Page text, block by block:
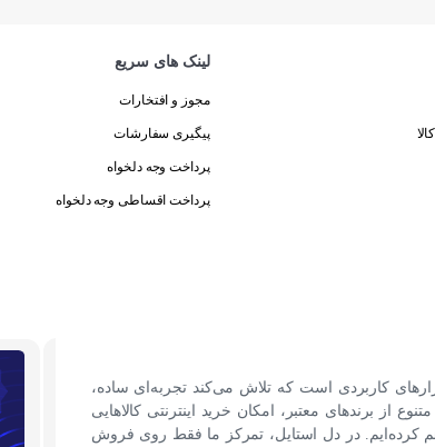
لینک های سریع
مجوز و افتخارات
پیگیری سفارشات
پرداخت وجه دلخواه
پرداخت اقساطی وجه دلخواه
کاربردی است که تلاش می‌کند تجربه‌ای ساده،
از برندهای معتبر، امکان خرید اینترنتی کالاهایی
کرده‌ایم. در دل استایل، تمرکز ما فقط روی فروش